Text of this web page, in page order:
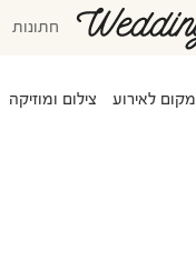
חתונות
מקום לאירוע צילום ומוזיקה